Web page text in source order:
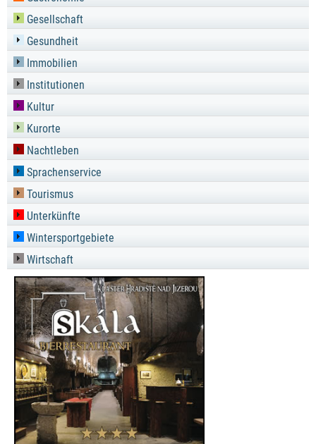
Gesellschaft
Gesundheit
Immobilien
Institutionen
Kultur
Kurorte
Nachtleben
Sprachenservice
Tourismus
Unterkünfte
Wintersportgebiete
Wirtschaft